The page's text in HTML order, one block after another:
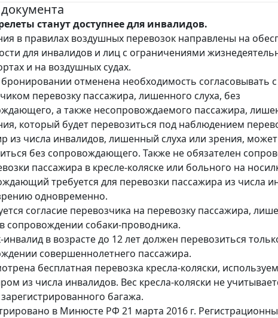
станут доступнее для инвалидов.
в правилах воздушных перевозок направлены на
для инвалидов и лиц с ограничениями
и на воздушных судах.
отменена необходимость согласовывать с
перевозку пассажира, лишенного слуха, без
а также несопровождаемого пассажира,
который будет перевозиться под наблюдением
из числа инвалидов, лишенный слуха или зрения, может
без сопровождающего. Также не обязателен
пассажира в кресле-коляске или больного на
требуется для перевозки пассажира из числа
одновременно.
согласие перевозчика на перевозку пассажира,
сопровождении собаки-проводника.
инвалид в возрасте до 12 лет должен перевозиться
совершеннолетнего пассажира.
бесплатная перевозка кресла-коляски,
из числа инвалидов. Вес кресла-коляски не
багажа.
в Минюсте РФ 21 марта 2016 г.